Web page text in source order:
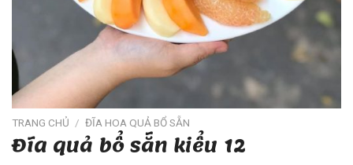
TRANG CHỦ / ĐĨA HOA QUẢ BỔ SẴN
Đĩa quả bổ sẵn kiểu 12